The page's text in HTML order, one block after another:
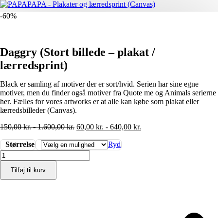
-60%
Daggry (Stort billede – plakat /
lærredsprint)
Black er samling af motiver der er sort/hvid. Serien har sine egne
motiver, men du finder også motiver fra Quote me og Animals serierne
her. Fælles for vores artworks er at alle kan købe som plakat eller
lærredsbilleder (Canvas).
150,00kr.-1.600,00kr. 60,00 kr. - 640,00 kr.
Størrelse
Ryd
Daggry
(Stort
billede
-
Tilføj til kurv